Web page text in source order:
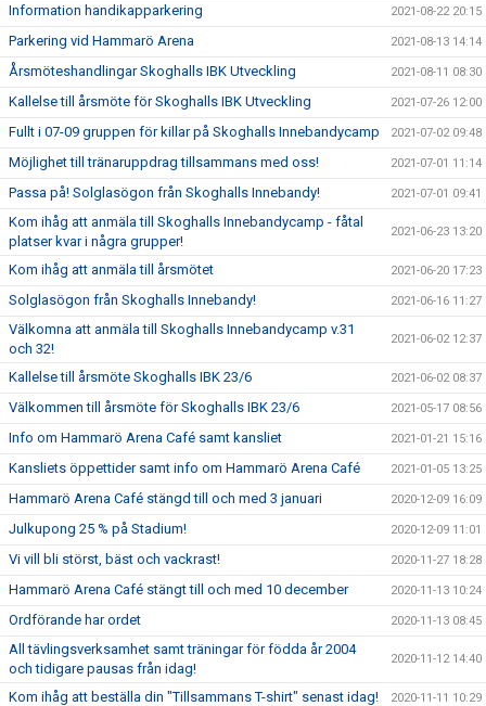
Information handikapparkering 2021-08-22 20:15
Parkering vid Hammarö Arena 2021-08-13 14:14
Årsmöteshandlingar Skoghalls IBK Utveckling 2021-08-11 08:30
Kallelse till årsmöte för Skoghalls IBK Utveckling 2021-07-26 12:00
Fullt i 07-09 gruppen för killar på Skoghalls Innebandycamp 2021-07-02 09:48
Möjlighet till tränaruppdrag tillsammans med oss! 2021-07-01 11:14
Passa på! Solglasögon från Skoghalls Innebandy! 2021-07-01 09:41
Kom ihåg att anmäla till Skoghalls Innebandycamp - fåtal
platser kvar i några grupper!
2021-06-23 13:20
Kom ihåg att anmäla till årsmötet 2021-06-20 17:23
Solglasögon från Skoghalls Innebandy! 2021-06-16 11:27
Välkomna att anmäla till Skoghalls Innebandycamp v.31
och 32!
2021-06-02 12:37
Kallelse till årsmöte Skoghalls IBK 23/6 2021-06-02 08:37
Välkommen till årsmöte för Skoghalls IBK 23/6 2021-05-17 08:56
Info om Hammarö Arena Café samt kansliet 2021-01-21 15:16
Kansliets öppettider samt info om Hammarö Arena Café 2021-01-05 13:25
Hammarö Arena Café stängd till och med 3 januari 2020-12-09 16:09
Julkupong 25 % på Stadium! 2020-12-09 11:01
Vi vill bli störst, bäst och vackrast! 2020-11-27 18:28
Hammarö Arena Café stängt till och med 10 december 2020-11-13 10:24
Ordförande har ordet 2020-11-13 08:45
All tävlingsverksamhet samt träningar för födda år 2004
och tidigare pausas från idag!
2020-11-12 14:40
Kom ihåg att beställa din "Tillsammans T-shirt" senast idag! 2020-11-11 10:29